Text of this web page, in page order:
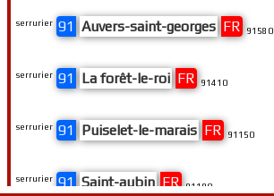
serrurier 91 Saint-aubin FR 91190
serrurier 91 Puiselet-le-marais FR 91150
serrurier 91 La forêt-le-roi FR 91410
serrurier 91 Auvers-saint-georges FR 91580